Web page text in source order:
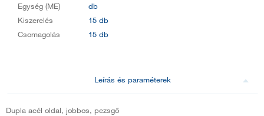
Egység (ME)
db
Kiszerelés
15 db
Csomagolás
15 db
Leírás és paraméterek
Dupla acél oldal, jobbos, pezsgő